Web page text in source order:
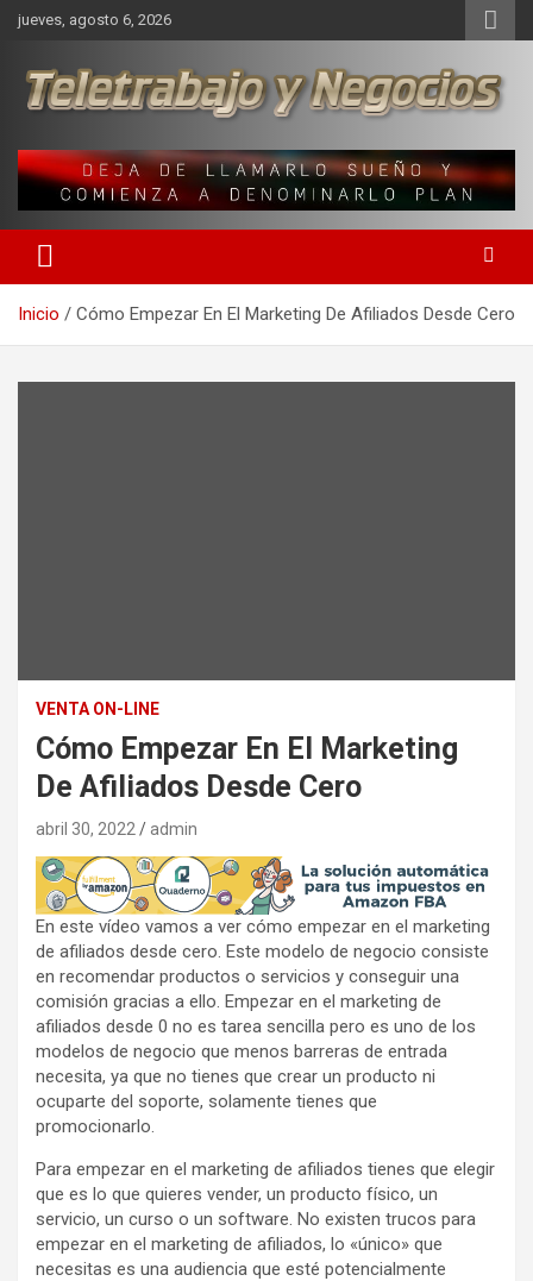
Saltarjueves, agosto 6, 2026
Teletrabajo y Negocios
Inicio Cómo Empezar En El Marketing De Afiliados Desde Cero
VENTA ON-LINE
Cómo Empezar En El Marketing
De Afiliados Desde Cero
abril 30, 2022 admin
En este vídeo vamos a ver cómo empezar en el marketing
de afiliados desde cero. Este modelo de negocio consiste
en recomendar productos o servicios y conseguir una
comisión gracias a ello. Empezar en el marketing de
afiliados desde 0 no es tarea sencilla pero es uno de los
modelos de negocio que menos barreras de entrada
necesita, ya que no tienes que crear un producto ni
ocuparte del soporte, solamente tienes que
promocionarlo.
Para empezar en el marketing de afiliados tienes que elegir
que es lo que quieres vender, un producto físico, un
servicio, un curso o un software. No existen trucos para
empezar en el marketing de afiliados, lo «único» que
necesitas es una audiencia que esté potencialmente